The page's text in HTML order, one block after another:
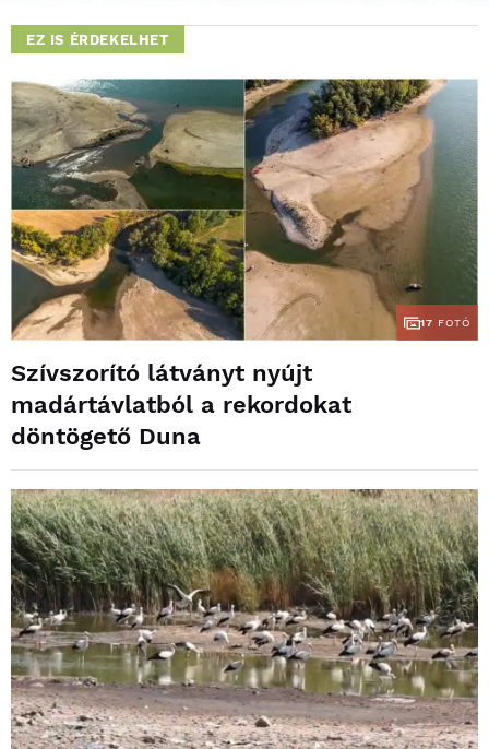
EZ IS ÉRDEKELHET
17 FOTÓ
Szívszorító látványt nyújt
madártávlatból a rekordokat
döntögető Duna